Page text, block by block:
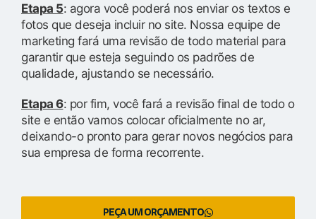
Etapa 5: agora você poderá nos enviar os textos e
fotos que deseja incluir no site. Nossa equipe de
marketing fará uma revisão de todo material para
garantir que esteja seguindo os padrões de
qualidade, ajustando se necessário.
Etapa 6: por fim, você fará a revisão final de todo o
site e então vamos colocar oficialmente no ar,
deixando-o pronto para gerar novos negócios para
sua empresa de forma recorrente.
PEÇA UM ORÇAMENTO